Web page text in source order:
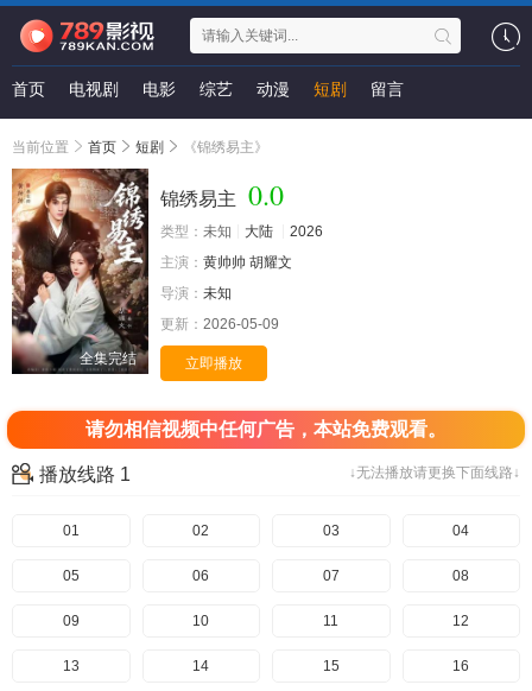
首页 电视剧 电影 综艺 动漫 短剧 留言
当前位置 首页 短剧 《锦绣易主》
全集完结
锦绣易主 0.0
类型： 未知 大陆
2026
主演： 黄帅帅 胡耀文
导演： 未知
更新： 2026-05-09
立即播放
请勿相信视频中任何广告，本站免费观看。
↓无法播放请更换下面线路↓
播放线路 1
01 02 03 04
05 06 07 08
09 10 11 12
13 14 15 16